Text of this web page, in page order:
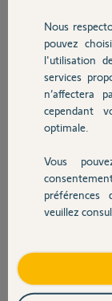
Chauffage
Autres
Devis avec
Contact
-2 Le Digicode est
cependant le code
Quand j'ai fais une
à ce qui est mis
Y a-t-il une vraie
Je vous remercie
il y a presque
Nous
pouvez
l'utilisation
services
n’affectera
cependant
optimale.
Vous
préférences
veuillez